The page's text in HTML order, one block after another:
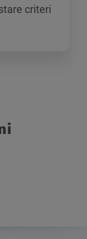
criteri